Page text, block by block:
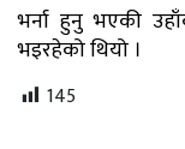
भर्ना हुनु भएकी
भइरहेको थियो ।
145